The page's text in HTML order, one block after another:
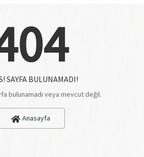
SAYFA BULUNAMADI!
bulunamadı veya mevcut değil.
Anasayfa